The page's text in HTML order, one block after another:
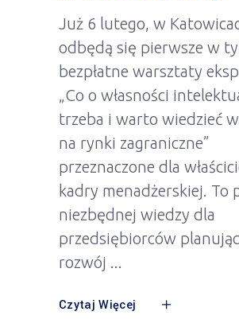
Już 6 lutego, w
odbędą się pierwsze w
bezpłatne warsztaty
„Co o własności
trzeba i warto wiedzieć
na rynki zagraniczne”
przeznaczone dla
kadry menadżerskiej. To
niezbędnej wiedzy dla
przedsiębiorców
rozwój
Czytaj Więcej